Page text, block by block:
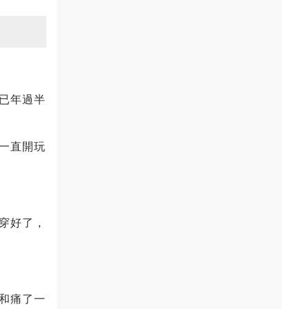
年過半
直開玩
好了，
痛了一